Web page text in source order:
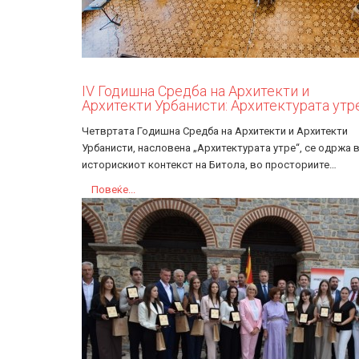
IV Годишна Средба на Архитекти и
Архитекти Урбанисти: Архитектурата
Четвртата Годишна Средба на Архитекти и Архитекти
Урбанисти, насловена „Архитектурата утре“, се одржа
историскиот контекст на Битола, во просториите…
Повеќе...